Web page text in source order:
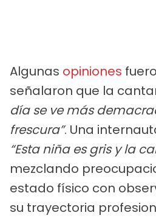
Algunas opiniones
señalaron que la
día se ve más
frescura”. Una
“Esta niña es gris y la
mezclando
estado físico con
su trayectoria